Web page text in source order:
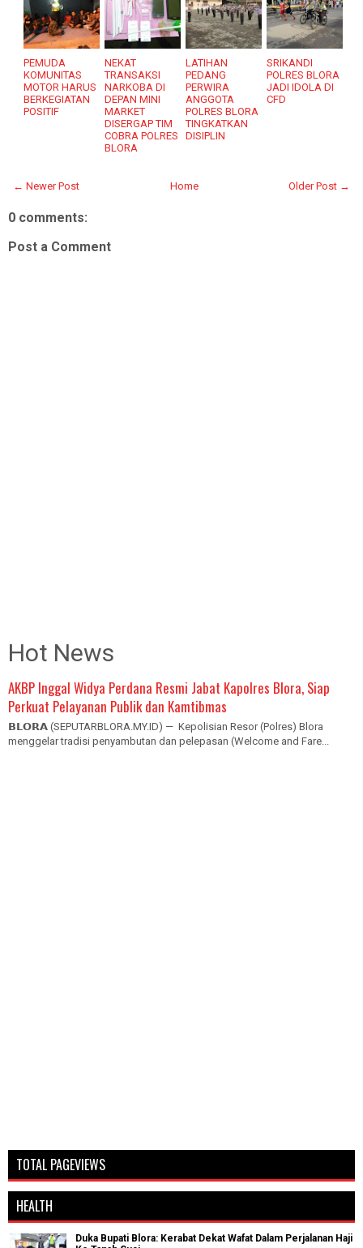
PEMUDA
KOMUNITAS
MOTOR HARUS
BERKEGIATAN
POSITIF
NEKAT
TRANSAKSI
NARKOBA DI
DEPAN MINI
MARKET
DISERGAP TIM
COBRA POLRES
BLORA
LATIHAN
PEDANG
PERWIRA
ANGGOTA
POLRES BLORA
TINGKATKAN
DISIPLIN
SRIKANDI
POLRES BLORA
JADI IDOLA DI
CFD
← Newer Post Older Post →
Home
0 comments:
Post a Comment
Hot News
AKBP Inggal Widya Perdana Resmi Jabat Kapolres Blora, Siap
Perkuat Pelayanan Publik dan Kamtibmas
𝗕𝗟𝗢𝗥𝗔 (SEPUTARBLORA.MY.ID) — Kepolisian Resor (Polres) Blora
menggelar tradisi penyambutan dan pelepasan (Welcome and Fare...
TOTAL PAGEVIEWS
HEALTH
Duka Bupati Blora: Kerabat Dekat Wafat Dalam Perjalanan Haji